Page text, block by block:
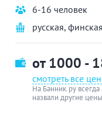
6-16 человек
русская, финская
от 1000 -
смотреть все
На Банник.ру
назвали другие